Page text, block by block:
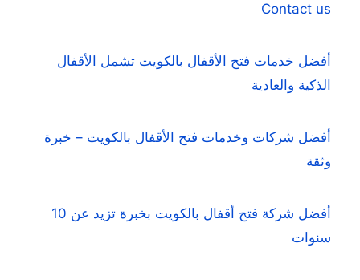
Contact us
أفضل خدمات فتح الأقفال بالكويت تشمل الأقفال
الذكية والعادية
أفضل شركات وخدمات فتح الأقفال بالكويت – خبرة
وثقة
أفضل شركة فتح أقفال بالكويت بخبرة تزيد عن 10
سنوات